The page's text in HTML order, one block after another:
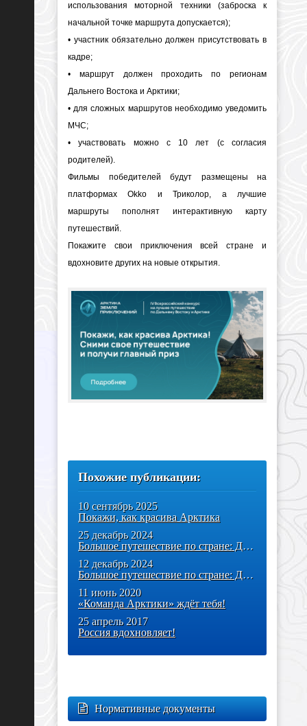
использования моторной техники (заброска к
начальной точке маршрута допускается);
• участник обязательно должен присутствовать в
кадре;
• маршрут должен проходить по регионам
Дальнего Востока и Арктики;
• для сложных маршрутов необходимо уведомить
МЧС;
• участвовать можно с 10 лет (с согласия
родителей).
Фильмы победителей будут размещены на
платформах Okko и Триколор, а лучшие
маршруты пополнят интерактивную карту
путешествий.
Покажите свои приключения всей стране и
вдохновите других на новые открытия.
Похожие публикации:
10 сентябрь 2025
Покажи, как красива Арктика
25 декабрь 2024
Большое путешествие по стране: Дальний Восток: география, этнография,
12 декабрь 2024
Большое путешествие по стране: Дальний Восток: география, этнография,
11 июнь 2020
«Команда Арктики» ждёт тебя!
25 апрель 2017
Россия вдохновляет!
Нормативные документы